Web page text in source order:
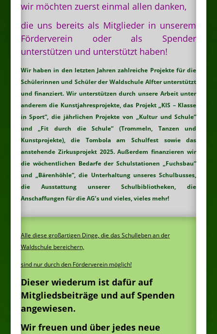
wir möchten zuerst einmal allen danken,
die uns bereits als Mitglieder in unserem
Förderverein oder als Spender
unterstützen und unterstützt haben!
Wir haben in den letzten Jahren zahlreiche Projekte für die
Schülerinnen und Schüler der Waldschule Alfter unterstützt
und finanziert. Wir unterstützen durch unsere Arbeit unter
anderem die Kunstjahresprojekte, das Projekt „KIS – Klasse
in Sport“, die jährlichen Projekte von „Kultur und Schule“
und „Fit durch die Schule“ (Trommeln, Tanzen und
Kunstprojekte), die Tombola am Schulfest sowie das
anstehende Zirkusprojekt 2025. Außerdem finanzieren wir
die wöchentlichen Bedarfe der Schulstationen „Fuchsbau“
und „Bärenhöhle“, die Unterhaltung unseres Schulbusses,
die Ausstattung unserer Schulbibliotheken, die
Anschaffungen für die AG’s und vieles, vieles mehr!
Alle diese großartigen Dinge, die das Schulleben an der
Waldschule bereichern,
sind nur durch den Förderverein möglich!
Dieser wiederum ist dafür auf
Mitgliedsbeiträge und auf Spenden
angewiesen.
Wir freuen und über jedes neue